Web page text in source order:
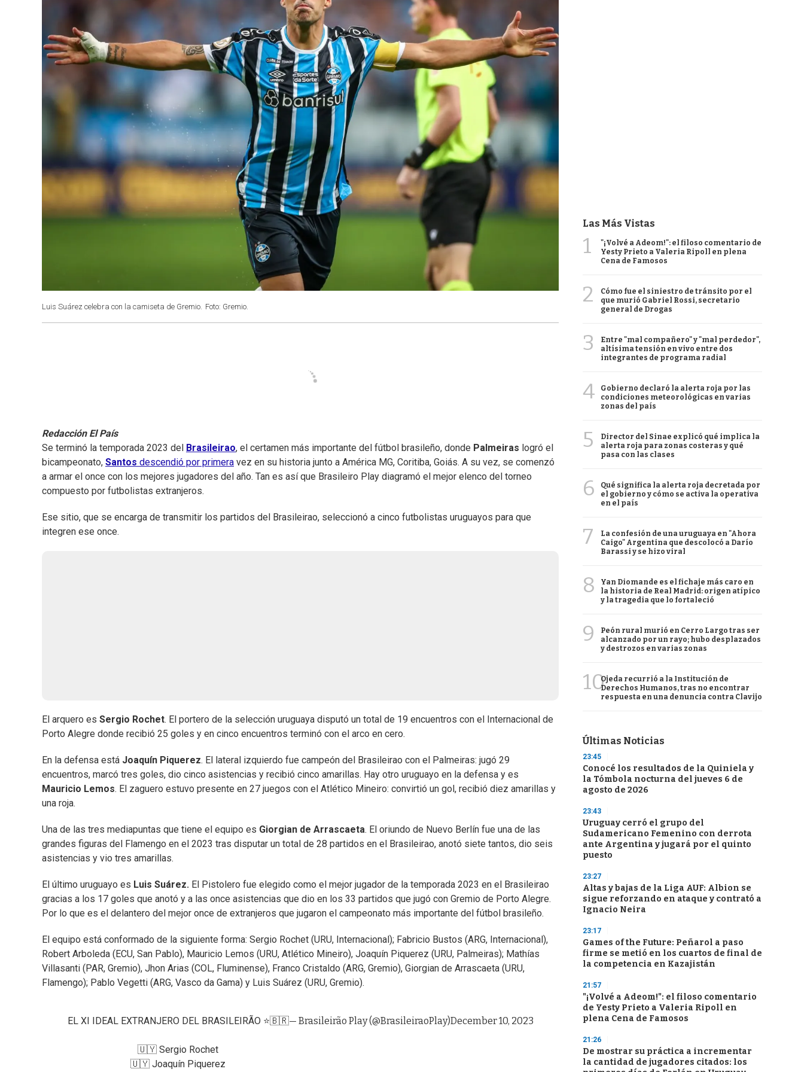
Luis Suárez celebra con la camiseta de Gremio. Foto: Gremio.
Redacción El País
Se terminó la temporada 2023 del
Brasileirao, el certamen más importante del fútbol brasileño, donde Palmeiras logró el
bicampeonato, Santos descendió por primera vez en su historia junto a América MG, Coritiba, Goiás. A su vez, se comenzó
a armar el once con los mejores jugadores del año. Tan es así que Brasileiro Play diagramó el mejor elenco del torneo
compuesto por futbolistas extranjeros.
Ese sitio, que se encarga de transmitir los partidos del Brasileirao, seleccionó a cinco futbolistas uruguayos para que
integren ese once.
El arquero es Sergio Rochet. El portero de la selección uruguaya disputó un total de 19 encuentros con el Internacional de
Porto Alegre donde recibió 25 goles y en cinco encuentros terminó con el arco en cero.
En la defensa está Joaquín Piquerez. El lateral izquierdo fue campeón del Brasileirao con el Palmeiras: jugó 29
encuentros, marcó tres goles, dio cinco asistencias y recibió cinco amarillas. Hay otro uruguayo en la defensa y es
Mauricio Lemos. El zaguero estuvo presente en 27 juegos con el Atlético Mineiro: convirtió un gol, recibió diez amarillas y
una roja.
Una de las tres mediapuntas que tiene el equipo es Giorgian de Arrascaeta. El oriundo de Nuevo Berlín fue una de las
grandes figuras del Flamengo en el 2023 tras disputar un total de 28 partidos en el Brasileirao, anotó siete tantos, dio seis
asistencias y vio tres amarillas.
El último uruguayo es Luis Suárez. El Pistolero fue elegido como el mejor jugador de la temporada 2023 en el Brasileirao
gracias a los 17 goles que anotó y a las once asistencias que dio en los 33 partidos que jugó con Gremio de Porto Alegre.
Por lo que es el delantero del mejor once de extranjeros que jugaron el campeonato más importante del fútbol brasileño.
El equipo está conformado de la siguiente forma: Sergio Rochet (URU, Internacional); Fabricio Bustos (ARG, Internacional),
Robert Arboleda (ECU, San Pablo), Mauricio Lemos (URU, Atlético Mineiro), Joaquín Piquerez (URU, Palmeiras); Mathías
Villasanti (PAR, Gremio), Jhon Arias (COL, Fluminense), Franco Cristaldo (ARG, Gremio), Giorgian de Arrascaeta (URU,
Flamengo); Pablo Vegetti (ARG, Vasco da Gama) y Luis Suárez (URU, Gremio).
EL XI IDEAL EXTRANJERO DEL BRASILEIRÃO ⭐️🇧🇷
🇺🇾 Sergio Rochet
🇺🇾 Joaquín Piquerez
— Brasileirão Play (@BrasileiraoPlay)December 10, 2023
Las Más Vistas
1
"¡Volvé a Adeom!": el filoso comentario de
Yesty Prieto a Valeria Ripoll en plena
Cena de Famosos
2
Cómo fue el siniestro de tránsito por el
que murió Gabriel Rossi, secretario
general de Drogas
3
Entre "mal compañero" y "mal perdedor",
altísima tensión en vivo entre dos
integrantes de programa radial
4
Gobierno declaró la alerta roja por las
condiciones meteorológicas en varias
zonas del país
5
Director del Sinae explicó qué implica la
alerta roja para zonas costeras y qué
pasa con las clases
6
Qué significa la alerta roja decretada por
el gobierno y cómo se activa la operativa
en el país
7
La confesión de una uruguaya en "Ahora
Caigo" Argentina que descolocó a Darío
Barassi y se hizo viral
8
Yan Diomande es el fichaje más caro en
la historia de Real Madrid: origen atípico
y la tragedia que lo fortaleció
9
Peón rural murió en Cerro Largo tras ser
alcanzado por un rayo; hubo desplazados
y destrozos en varias zonas
10Ojeda recurrió a la Institución de
Derechos Humanos, tras no encontrar
respuesta en una denuncia contra Clavijo
Últimas Noticias
23:45
Conocé los resultados de la Quiniela y
la Tómbola nocturna del jueves 6 de
agosto de 2026
23:43
Uruguay cerró el grupo del
Sudamericano Femenino con derrota
ante Argentina y jugará por el quinto
puesto
23:27
Altas y bajas de la Liga AUF: Albion se
sigue reforzando en ataque y contrató a
Ignacio Neira
23:17
Games of the Future: Peñarol a paso
firme se metió en los cuartos de final de
la competencia en Kazajistán
21:57
"¡Volvé a Adeom!": el filoso comentario
de Yesty Prieto a Valeria Ripoll en
plena Cena de Famosos
21:26
De mostrar su práctica a incrementar
la cantidad de jugadores citados: los